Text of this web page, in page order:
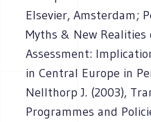
Elsevier, Amsterdam;
Myths & New
Assessment:
in Central Europe in
Nellthorp J. (2003),
Programmes and